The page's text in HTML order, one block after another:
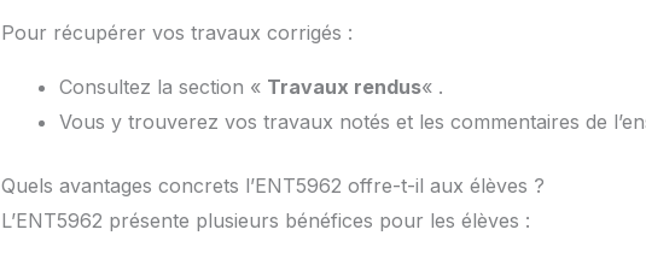
Pour récupérer vos travaux corrigés :
Consultez la section « Travaux rendus« .
Vous y trouverez vos travaux notés et les commentaires de
Quels avantages concrets l’ENT5962 offre-t-il aux élèves ?
L’ENT5962 présente plusieurs bénéfices pour les élèves :